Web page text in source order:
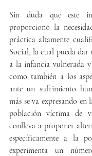
Sin duda que este
proporcionó la
práctica altamente
Social, la cual pueda dar
a la infancia vulnerada
como también a los
ante un sufrimiento
más se va expresando
población víctima de
conlleva a proponer
específicamente a la
experimenta un